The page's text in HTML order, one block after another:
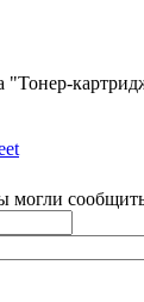
"Тонер-